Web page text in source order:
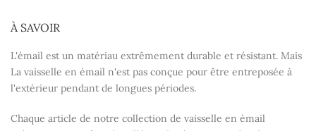
À SAVOIR
L'émail est un matériau extrêmement durable et résistant. Mais
La vaisselle en émail n'est pas conçue pour être entreposée à
l'extérieur pendant de longues périodes.
Chaque article de notre collection de vaisselle en émail